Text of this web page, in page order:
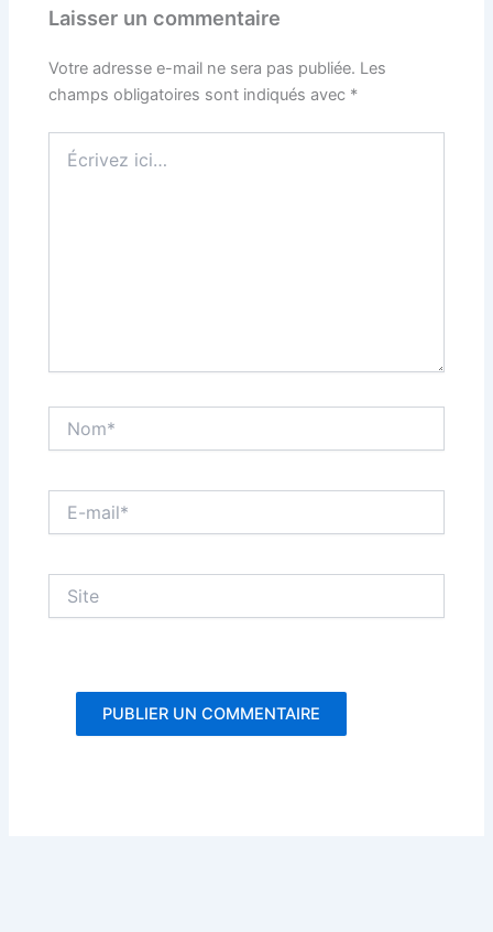
Laisser un commentaire
Votre adresse e-mail ne sera pas publiée. Les
champs obligatoires sont indiqués avec *
ici…
mail*